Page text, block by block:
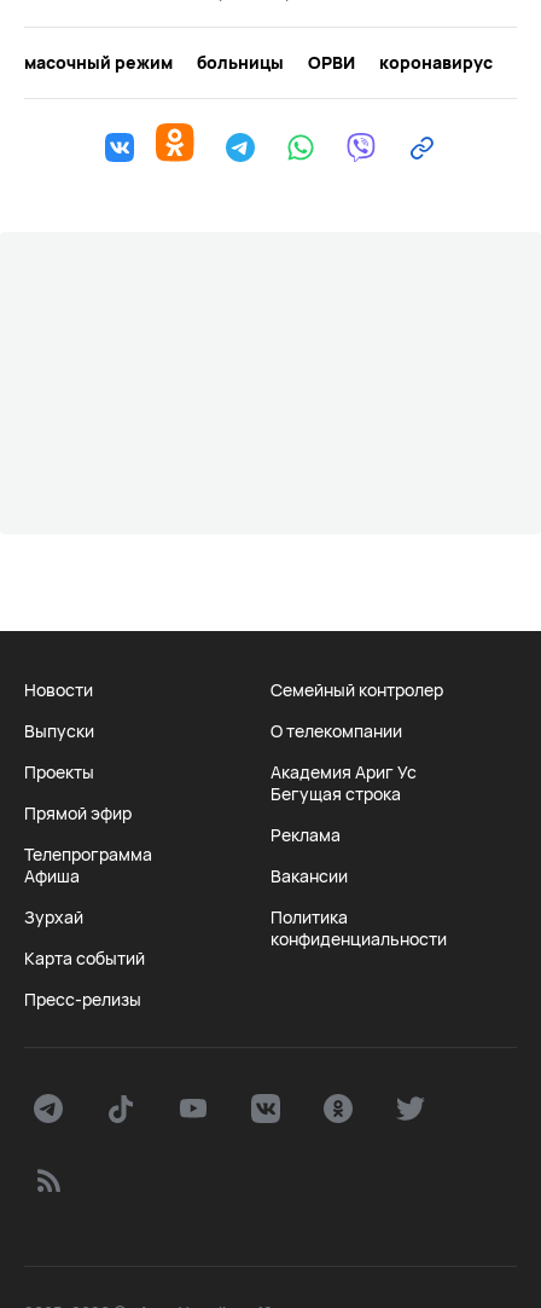
масочный режим больницы ОРВИ коронавирус
Новости
Выпуски
Проекты
Прямой эфир
Телепрограмма
Афиша
Зурхай
Карта событий
Пресс-релизы
Семейный контролер
О телекомпании
Академия Ариг Ус
Бегущая строка
Реклама
Вакансии
Политика
конфиденциальности